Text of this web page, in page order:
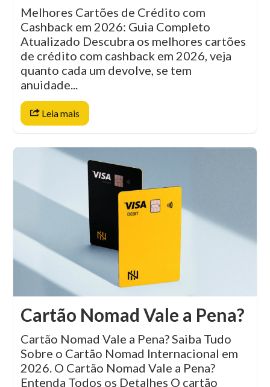
Melhores Cartões de Crédito com
Cashback em 2026: Guia Completo
Atualizado Descubra os melhores cartões
de crédito com cashback em 2026, veja
quanto cada um devolve, se tem
anuidade...
Leia mais
Cartão Nomad Vale a Pena?
Cartão Nomad Vale a Pena? Saiba Tudo
Sobre o Cartão Nomad Internacional em
2026. O Cartão Nomad Vale a Pena?
Entenda Todos os Detalhes O cartão